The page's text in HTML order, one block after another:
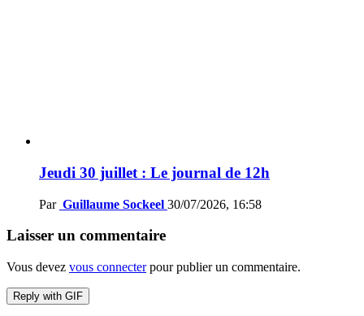
Jeudi 30 juillet : Le journal de 12h
Par Guillaume Sockeel 30/07/2026, 16:58
Laisser un commentaire
Vous devez vous connecterpour publier un commentaire.
Reply with GIF